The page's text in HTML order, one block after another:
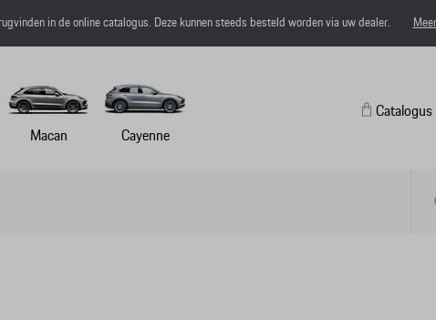
in de online catalogus. Deze kunnen steeds besteld worden via uw dealer.
Macan Cayenne
Catalogus